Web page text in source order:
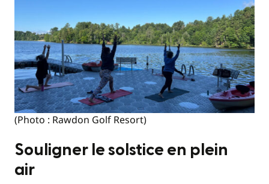
(Photo : Rawdon Golf Resort)
Souligner le solstice en plein
air